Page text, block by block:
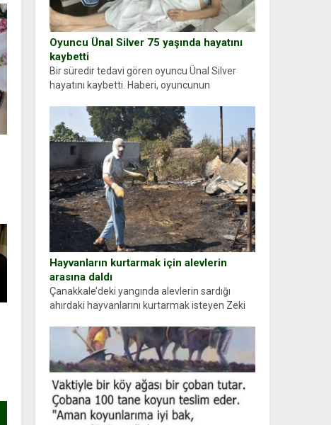
Oyuncu Ünal Silver 75 yaşında hayatını
kaybetti
Bir süredir tedavi gören oyuncu Ünal Silver
hayatını kaybetti. Haberi, oyuncunun
sosyal medya hesabında “Usta Oyuncumuz ve
çok değerli dostumuz...
Hayvanların kurtarmak için alevlerin
arasına daldı
Çanakkale’deki yangında alevlerin sardığı
ahırdaki hayvanlarını kurtarmak isteyen Zeki
ellerinde yanıklar oluşan Demir, kâbus dolu
anları anlattı… Merkeze bağlı...